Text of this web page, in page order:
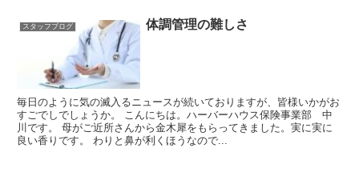
スタッフブログ 体調管理の難しさ
毎日のように気の滅入るニュースが続いておりますが、皆様いかがお
すごでしでしょうか。 こんにちは。ハーバーハウス保険事業部 中
川です。 母がご近所さんから金木犀をもらってきました。実に実に
良い香りです。 わりと鼻が利くほうなので...